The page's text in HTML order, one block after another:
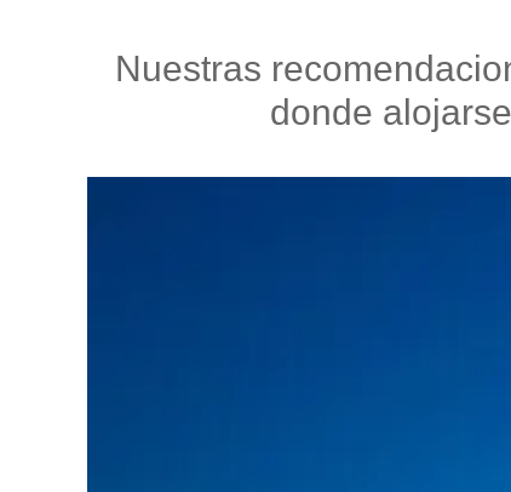
Nuestras
donde